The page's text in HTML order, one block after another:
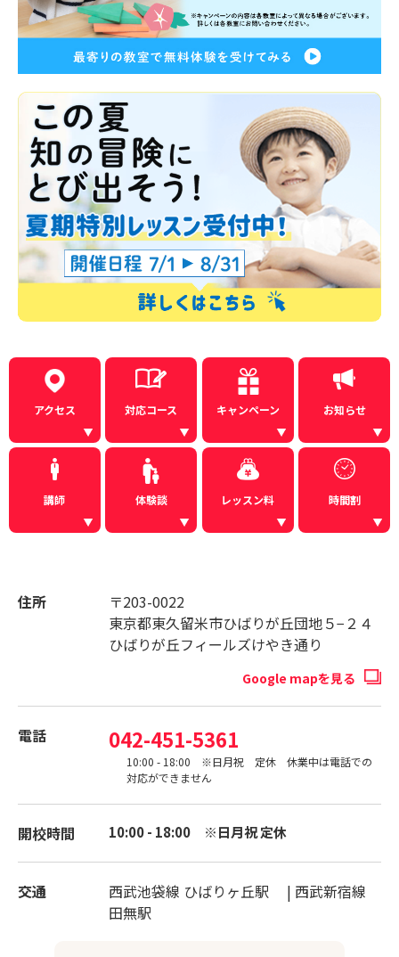
アクセス 対応コース キャンペーン お知らせ
講師 体験談 レッスン料 時間割
住所
〒203-0022
東京都東久留米市ひばりが丘団地５−２４
ひばりが丘フィールズけやき通り
Google mapを見る
電話 042-451-5361
10:00 - 18:00 ※日月祝 定休 休業中は電話での
対応ができません
開校時間 10:00 - 18:00 ※日月祝 定休
交通
西武池袋線 ひばりヶ丘駅 | 西武新宿線
田無駅